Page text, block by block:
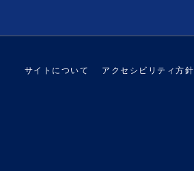
サイトについて アクセシビリティ方針